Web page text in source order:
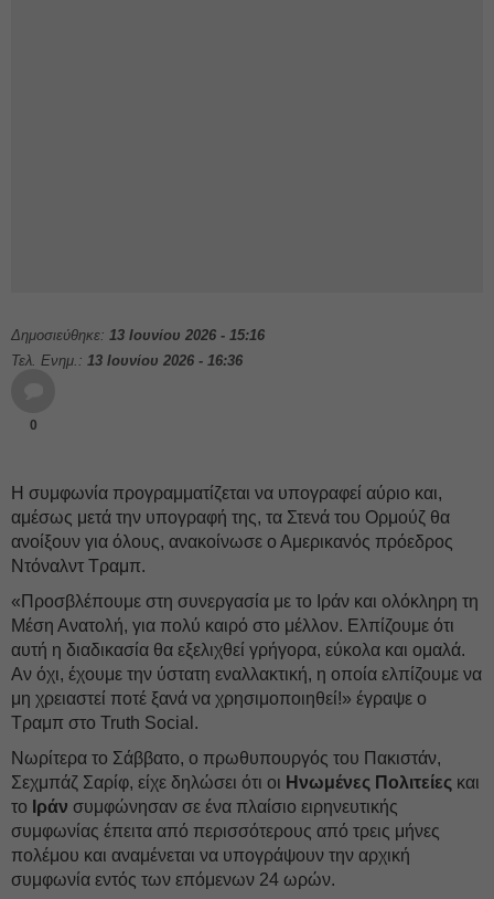
Δημοσιεύθηκε: 13 Ιουνίου 2026 - 15:16
Τελ. Ενημ.: 13 Ιουνίου 2026 - 16:36
0
Η συμφωνία προγραμματίζεται να υπογραφεί αύριο και,
αμέσως μετά την υπογραφή της, τα Στενά του Ορμούζ θα
ανοίξουν για όλους, ανακοίνωσε ο Αμερικανός πρόεδρος
Ντόναλντ Τραμπ.
«Προσβλέπουμε στη συνεργασία με το Ιράν και ολόκληρη τη
Μέση Ανατολή, για πολύ καιρό στο μέλλον. Ελπίζουμε ότι
αυτή η διαδικασία θα εξελιχθεί γρήγορα, εύκολα και ομαλά.
Αν όχι, έχουμε την ύστατη εναλλακτική, η οποία ελπίζουμε να
μη χρειαστεί ποτέ ξανά να χρησιμοποιηθεί!» έγραψε ο
Τραμπ στο Truth Social.
Νωρίτερα το Σάββατο, ο πρωθυπουργός του Πακιστάν,
Σεχμπάζ Σαρίφ, είχε δηλώσει ότι οι Ηνωμένες Πολιτείες και
το Ιράν συμφώνησαν σε ένα πλαίσιο ειρηνευτικής
συμφωνίας έπειτα από περισσότερους από τρεις μήνες
πολέμου και αναμένεται να υπογράψουν την αρχική
συμφωνία εντός των επόμενων 24 ωρών.